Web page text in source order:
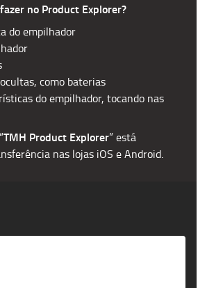
no Product Explorer?
do empilhador
como baterias
do empilhador, tocando nas
TMH Product Explorer” está
nas lojas iOS e Android.